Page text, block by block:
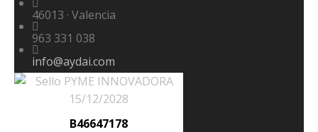
46013 · Valencia
963 331 038
info@aydai.com
B46647178